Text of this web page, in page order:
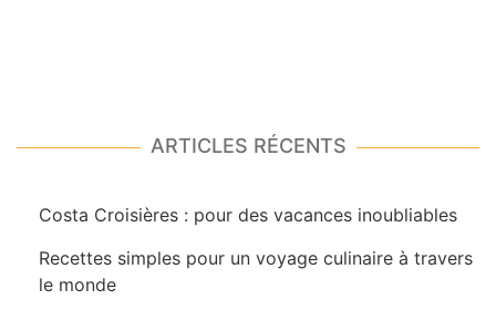
ARTICLES RÉCENTS
Costa Croisières : pour des vacances inoubliables
Recettes simples pour un voyage culinaire à travers
le monde